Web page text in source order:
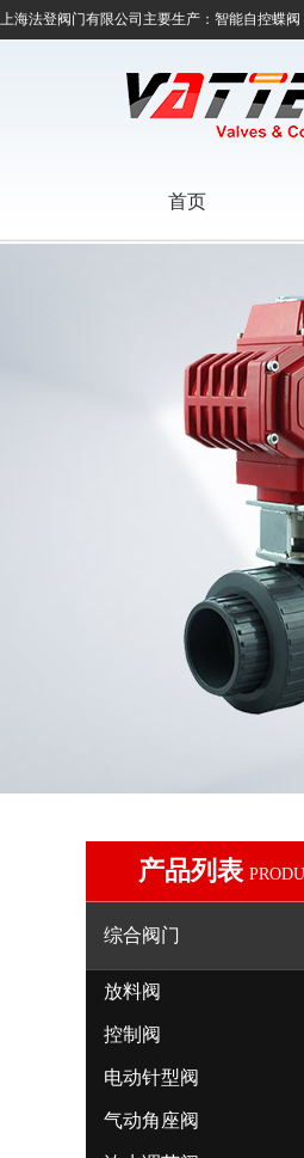
上海法登阀门有限公司主要生产：智能自控蝶
首页
产品列表
综合阀门
放料阀
控制阀
电动针型阀
气动角座阀